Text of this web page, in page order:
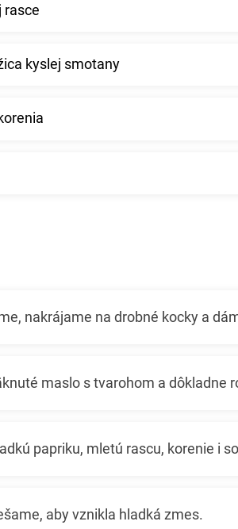
rasce
kyslej smotany
nakrájame na drobné kocky a
maslo s tvarohom a dôkladne
papriku, mletú rascu, korenie i
aby vznikla hladká zmes.